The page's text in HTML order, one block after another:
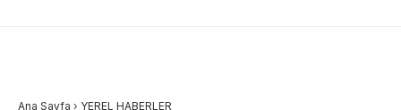
Ana Sayfa › YEREL HABERLER